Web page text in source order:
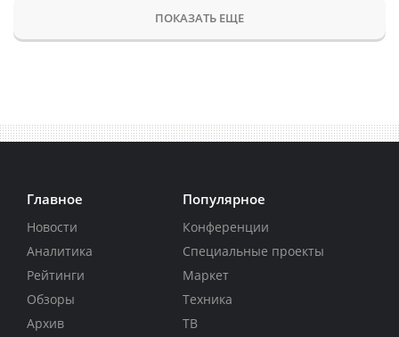
ПОКАЗАТЬ ЕЩЕ
Главное
Новости
Аналитика
Рейтинги
Обзоры
Архив
Популярное
Конференции
Специальные проекты
Маркет
Техника
ТВ